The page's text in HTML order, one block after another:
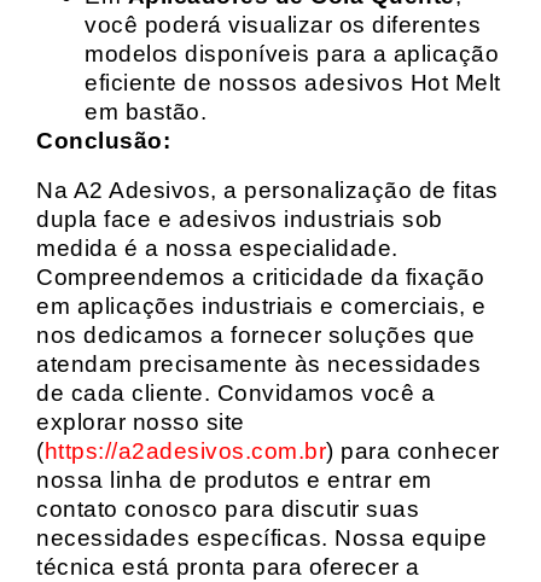
você poderá visualizar os diferentes
modelos disponíveis para a aplicação
eficiente de nossos adesivos Hot Melt
em bastão.
Conclusão:
Na A2 Adesivos, a personalização de fitas
dupla face e adesivos industriais sob
medida é a nossa especialidade.
Compreendemos a criticidade da fixação
em aplicações industriais e comerciais, e
nos dedicamos a fornecer soluções que
atendam precisamente às necessidades
de cada cliente. Convidamos você a
explorar nosso site
(https://a2adesivos.com.br) para conhecer
nossa linha de produtos e entrar em
contato conosco para discutir suas
necessidades específicas. Nossa equipe
técnica está pronta para oferecer a